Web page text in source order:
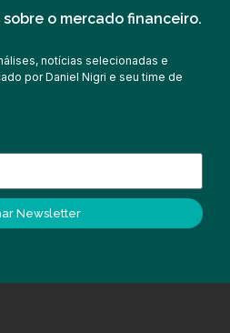
o mercado financeiro.
notícias selecionadas e
por Daniel Nigri e seu time de
Newsletter